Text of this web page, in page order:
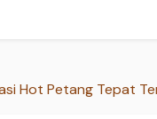
Hot Petang Tepat